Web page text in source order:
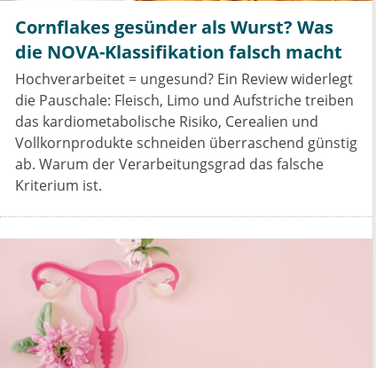
Cornflakes gesünder als Wurst? Was
die NOVA-Klassifikation falsch macht
Hochverarbeitet = ungesund? Ein Review widerlegt
die Pauschale: Fleisch, Limo und Aufstriche treiben
das kardiometabolische Risiko, Cerealien und
Vollkornprodukte schneiden überraschend günstig
ab. Warum der Verarbeitungsgrad das falsche
Kriterium ist.